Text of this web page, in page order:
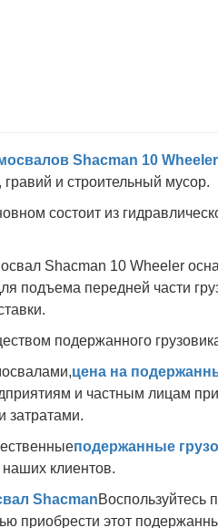
Shacman 10 Wheeler
гравий и строительный мусор.
состоит из
Shacman 10 Wheeler
подъема передней части
подержанного грузовика
цена на
и частным лицам
затратами.
подержанные
клиентов.
ShacmanВоспользуйтесь
приобрести этот